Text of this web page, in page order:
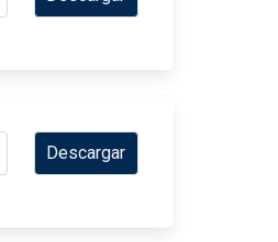
Descargar